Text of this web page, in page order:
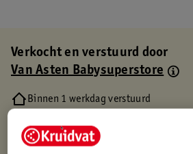
Verkocht en verstuurd door
Van Asten Babysuperstore
Binnen 1 werkdag verstuurd
Gratis retourneren via verkooppartner.
Gratis punten met je Kruidvat kaart